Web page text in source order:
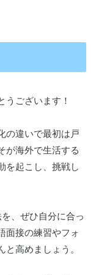
うございます！
の違いで最初は戸
が海外で生活する
を起こし、挑戦し
、ぜひ自分に合っ
面接の練習やフォ
高めましょう。